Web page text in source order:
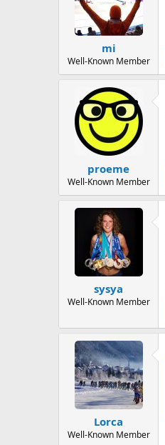
mi
Well-Known Member
proeme
Well-Known Member
sysya
Well-Known Member
Lorca
Well-Known Member